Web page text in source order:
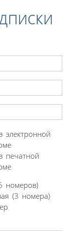
электронной
печатной
номеров)
(3 номера)